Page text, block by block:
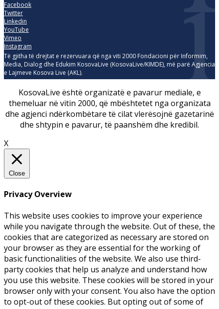
Facebook
Twitter
Linkedin
YouTube
Vimeo
Instagram
Të gjitha të drejtat e rezervuara që nga viti 2000 Fondacioni për Informim,
Media, Dialog dhe Edukim KosovaLive (KosovaLive/KIMDE), më parë Agjencia
e Lajmeve Kosova Live (AKL).
KosovaLive është organizatë e pavarur mediale, e
themeluar në vitin 2000, që mbështetet nga organizata
dhe agjenci ndërkombëtare të cilat vlerësojnë gazetarinë
dhe shtypin e pavarur, të paanshëm dhe kredibil.
X
Close
Privacy Overview
This website uses cookies to improve your experience
while you navigate through the website. Out of these, the
cookies that are categorized as necessary are stored on
your browser as they are essential for the working of
basic functionalities of the website. We also use third-
party cookies that help us analyze and understand how
you use this website. These cookies will be stored in your
browser only with your consent. You also have the option
to opt-out of these cookies. But opting out of some of